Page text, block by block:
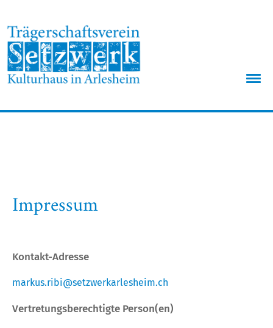
Impressum
Kontakt-Adresse
markus.ribi@setzwerkarlesheim.ch
Vertretungsberechtigte Person(en)